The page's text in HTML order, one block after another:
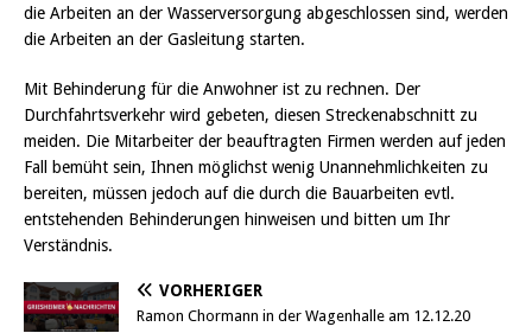
die Arbeiten an der Wasserversorgung abgeschlossen sind, werden
die Arbeiten an der Gasleitung starten.
Mit Behinderung für die Anwohner ist zu rechnen. Der
Durchfahrtsverkehr wird gebeten, diesen Streckenabschnitt zu
meiden. Die Mitarbeiter der beauftragten Firmen werden auf jeden
Fall bemüht sein, Ihnen möglichst wenig Unannehmlichkeiten zu
bereiten, müssen jedoch auf die durch die Bauarbeiten evtl.
entstehenden Behinderungen hinweisen und bitten um Ihr
Verständnis.
VORHERIGER
Ramon Chormann in der Wagenhalle am 12.12.20